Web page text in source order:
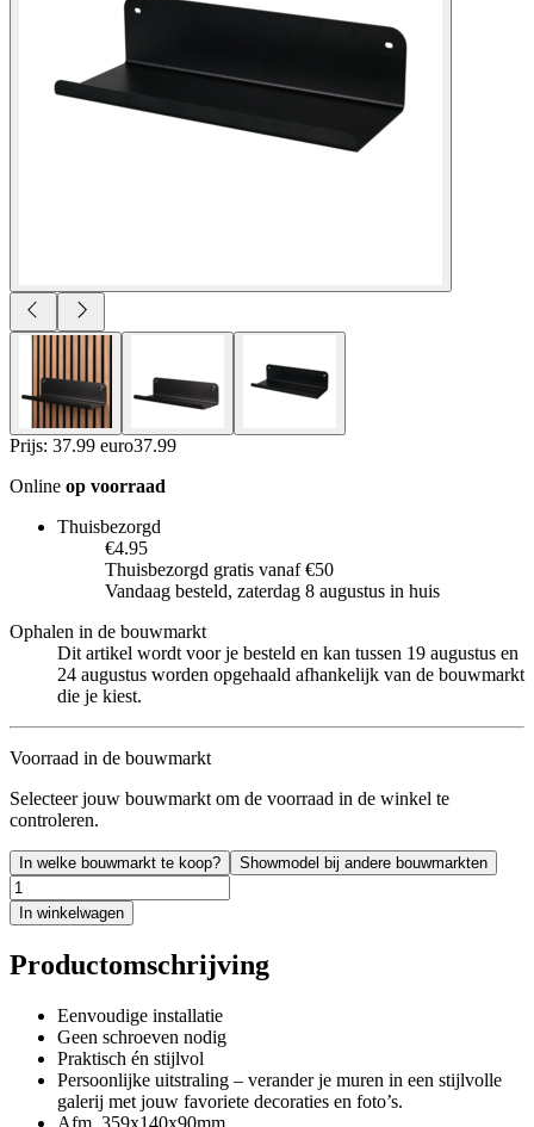
Prijs: 37.99 euro37.99
Online op voorraad
Thuisbezorgd
€4.95
Thuisbezorgd gratis vanaf €50
Vandaag besteld, zaterdag 8 augustus in huis
Ophalen in de bouwmarkt
Dit artikel wordt voor je besteld en kan tussen 19 augustus en
24 augustus worden opgehaald afhankelijk van de bouwmarkt
die je kiest.
Voorraad in de bouwmarkt
Selecteer jouw bouwmarkt om de voorraad in de winkel te
controleren.
In welke bouwmarkt te koop? Showmodel bij andere bouwmarkten
In winkelwagen
Productomschrijving
Eenvoudige installatie
Geen schroeven nodig
Praktisch én stijlvol
Persoonlijke uitstraling – verander je muren in een stijlvolle
galerij met jouw favoriete decoraties en foto’s.
Afm. 359x140x90mm